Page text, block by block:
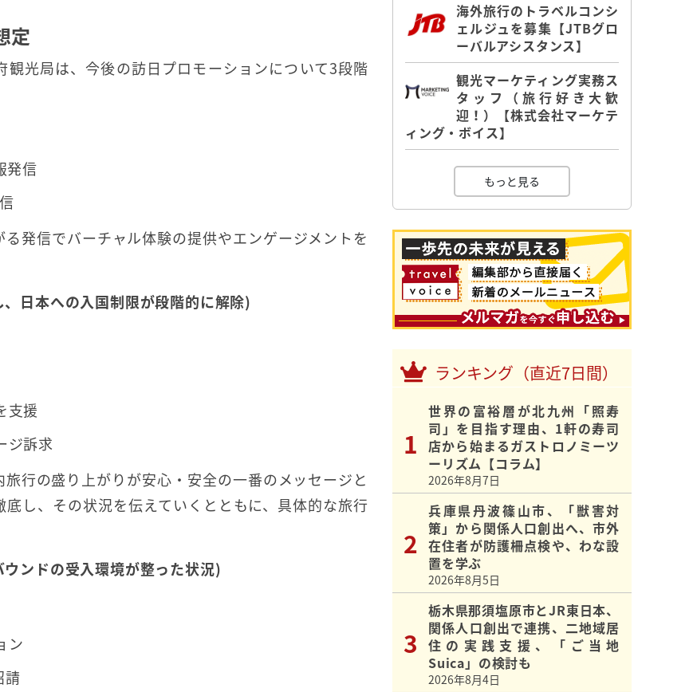
定
光局は、今後の訪日プロモーションについて3段階
発信
発信でバーチャル体験の提供やエンゲージメントを
日本への入国制限が段階的に解除)
支援
ジ訴求
行の盛り上がりが安心・安全の一番のメッセージと
し、その状況を伝えていくとともに、具体的な旅行
ンドの受入環境が整った状況)
ン
請
海外旅行のトラベルコンシ
ェルジュを募集【JTBグロ
ーバルアシスタンス】
観光マーケティング実務ス
タッフ（旅行好き大歓
迎！）【株式会社マーケテ
ィング・ボイス】
もっと見る
ランキング（直近7日間）
世界の富裕層が北九州「照寿
司」を目指す理由、1軒の寿司
店から始まるガストロノミーツ
ーリズム【コラム】
2026年8月7日
兵庫県丹波篠山市、「獣害対
策」から関係人口創出へ、市外
在住者が防護柵点検や、わな設
置を学ぶ
2026年8月5日
栃木県那須塩原市とJR東日本、
関係人口創出で連携、二地域居
住の実践支援、「ご当地
Suica」の検討も
2026年8月4日